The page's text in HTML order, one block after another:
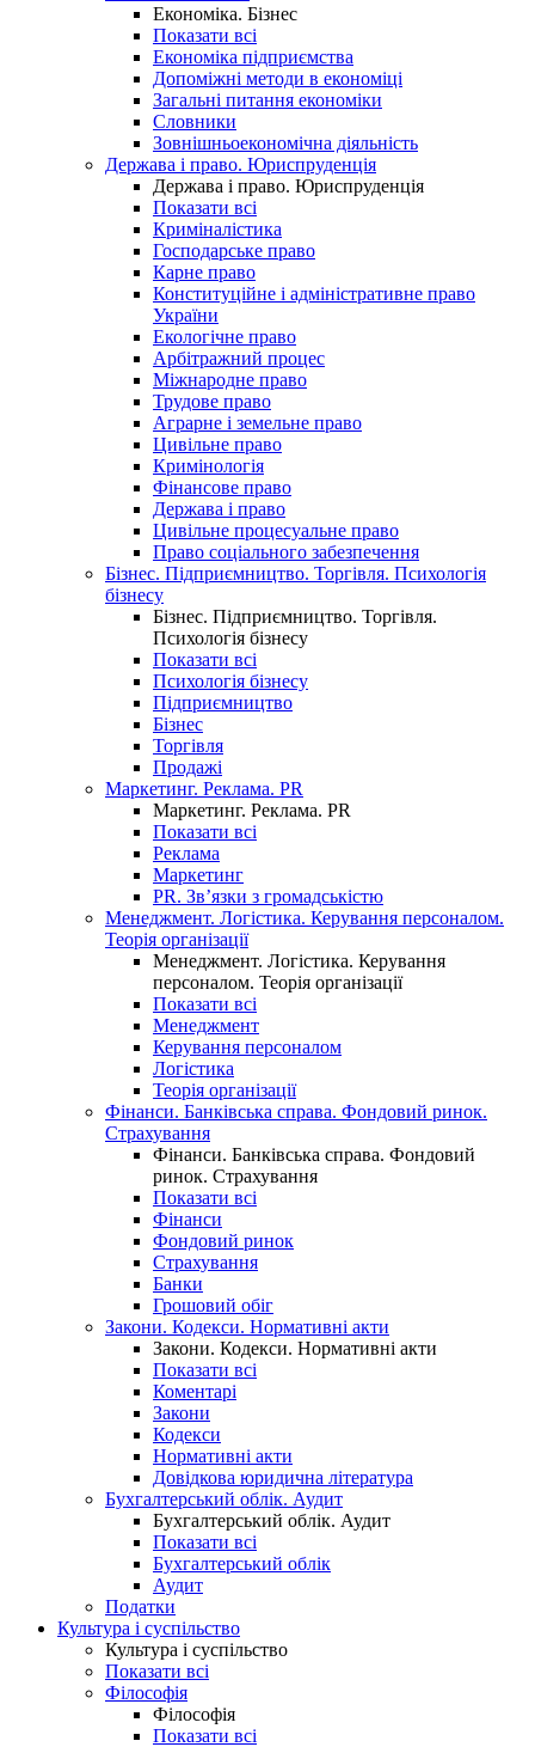
Економіка. Бізнес
Показати всі
Економіка підприємства
Допоміжні методи в економіці
Загальні питання економіки
Словники
Зовнішньоекономічна діяльність
Держава і право. Юриспруденція
Держава і право. Юриспруденція
Показати всі
Криміналістика
Господарське право
Карне право
Конституційне і адміністративне право
України
Екологічне право
Арбітражний процес
Міжнародне право
Трудове право
Аграрне і земельне право
Цивільне право
Кримінологія
Фінансове право
Держава і право
Цивільне процесуальне право
Право соціального забезпечення
Бізнес. Підприємництво. Торгівля. Психологія
бізнесу
Бізнес. Підприємництво. Торгівля.
Психологія бізнесу
Показати всі
Психологія бізнесу
Підприємництво
Бізнес
Торгівля
Продажі
Маркетинг. Реклама. PR
Маркетинг. Реклама. PR
Показати всі
Реклама
Маркетинг
PR. Зв’язки з громадськістю
Менеджмент. Логістика. Керування персоналом.
Теорія організації
Менеджмент. Логістика. Керування
персоналом. Теорія організації
Показати всі
Менеджмент
Керування персоналом
Логістика
Теорія організації
Фінанси. Банківська справа. Фондовий ринок.
Страхування
Фінанси. Банківська справа. Фондовий
ринок. Страхування
Показати всі
Фінанси
Фондовий ринок
Страхування
Банки
Грошовий обіг
Закони. Кодекси. Нормативні акти
Закони. Кодекси. Нормативні акти
Показати всі
Коментарі
Закони
Кодекси
Нормативні акти
Довідкова юридична література
Бухгалтерський облік. Аудит
Бухгалтерський облік. Аудит
Показати всі
Бухгалтерський облік
Аудит
Податки
Культура і суспільство
Культура і суспільство
Показати всі
Філософія
Філософія
Показати всі